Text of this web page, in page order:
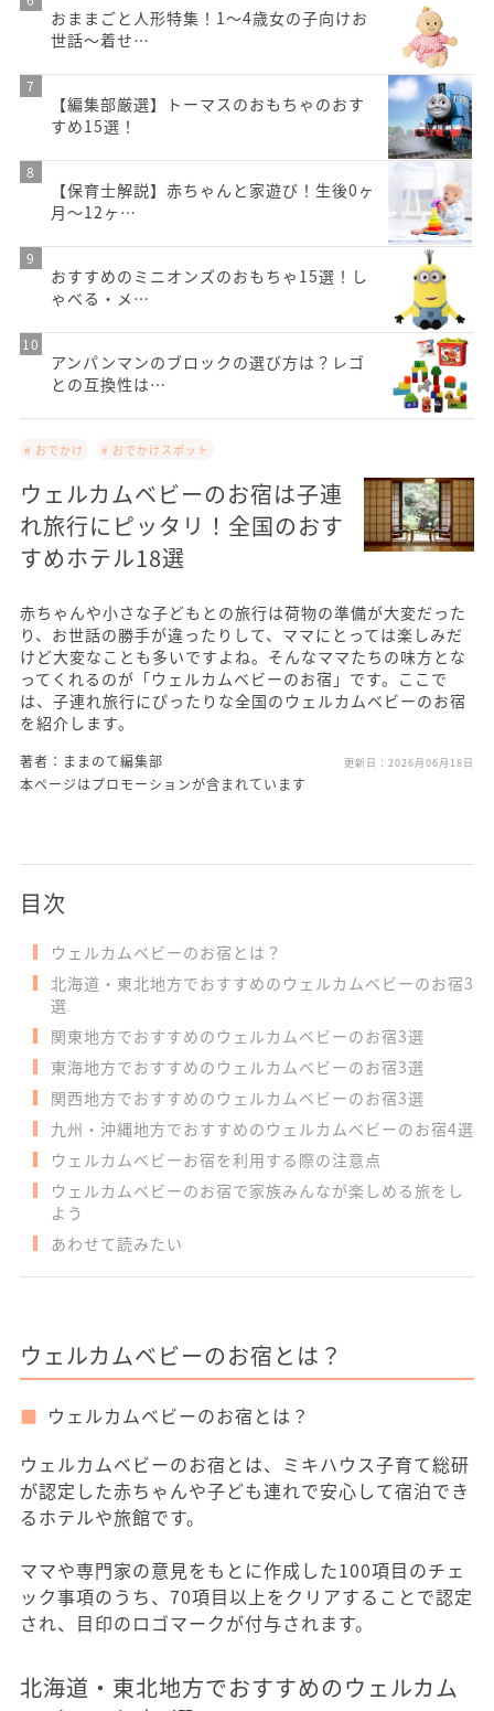
おままごと人形特集！1〜4歳女の子向けお
世話〜着せ…
【編集部厳選】トーマスのおもちゃのおす
すめ15選！
【保育士解説】赤ちゃんと家遊び！生後0ヶ
月～12ヶ…
おすすめのミニオンズのおもちゃ15選！し
ゃべる・メ…
アンパンマンのブロックの選び方は？レゴ
との互換性は…
# おでかけ # おでかけスポット
ウェルカムベビーのお宿は子連
れ旅行にピッタリ！全国のおす
すめホテル18選
赤ちゃんや小さな子どもとの旅行は荷物の準備が大変だった
り、お世話の勝手が違ったりして、ママにとっては楽しみだ
けど大変なことも多いですよね。そんなママたちの味方とな
ってくれるのが「ウェルカムベビーのお宿」です。ここで
は、子連れ旅行にぴったりな全国のウェルカムベビーのお宿
を紹介します。
著者：ままのて編集部 更新日： 2026月06月18日
本ページはプロモーションが含まれています
目次
ウェルカムベビーのお宿とは？
北海道・東北地方でおすすめのウェルカムベビーのお宿3
選
関東地方でおすすめのウェルカムベビーのお宿3選
東海地方でおすすめのウェルカムベビーのお宿3選
関西地方でおすすめのウェルカムベビーのお宿3選
九州・沖縄地方でおすすめのウェルカムベビーのお宿4選
ウェルカムベビーお宿を利用する際の注意点
ウェルカムベビーのお宿で家族みんなが楽しめる旅をし
よう
あわせて読みたい
ウェルカムベビーのお宿とは？
ウェルカムベビーのお宿とは？
ウェルカムベビーのお宿とは、ミキハウス子育て総研
が認定した赤ちゃんや子ども連れで安心して宿泊でき
るホテルや旅館です。
ママや専門家の意見をもとに作成した100項目のチェ
ック事項のうち、70項目以上をクリアすることで認定
され、目印のロゴマークが付与されます。
北海道・東北地方でおすすめのウェルカム